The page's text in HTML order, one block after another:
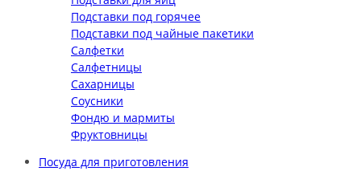
Подставки под горячее
Подставки под чайные пакетики
Салфетки
Салфетницы
Сахарницы
Соусники
Фондю и мармиты
Фруктовницы
Посуда для приготовления